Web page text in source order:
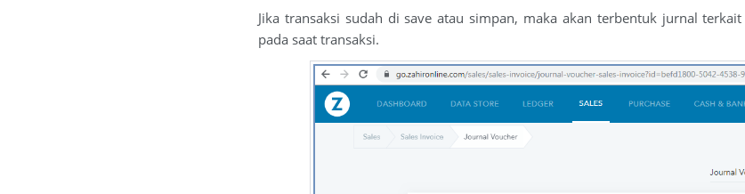
Jika transaksi sudah di save atau simpan, maka akan terbentuk jurnal
pada saat transaksi.